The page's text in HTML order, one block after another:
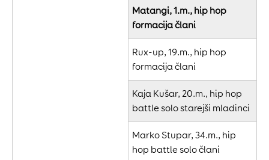
Matangi, 1.m., hip hop
formacija člani
Rux-up, 19.m., hip hop
formacija člani
Kaja Kušar, 20.m., hip hop
battle solo starejši mladinci
Marko Stupar, 34.m., hip
hop battle solo člani